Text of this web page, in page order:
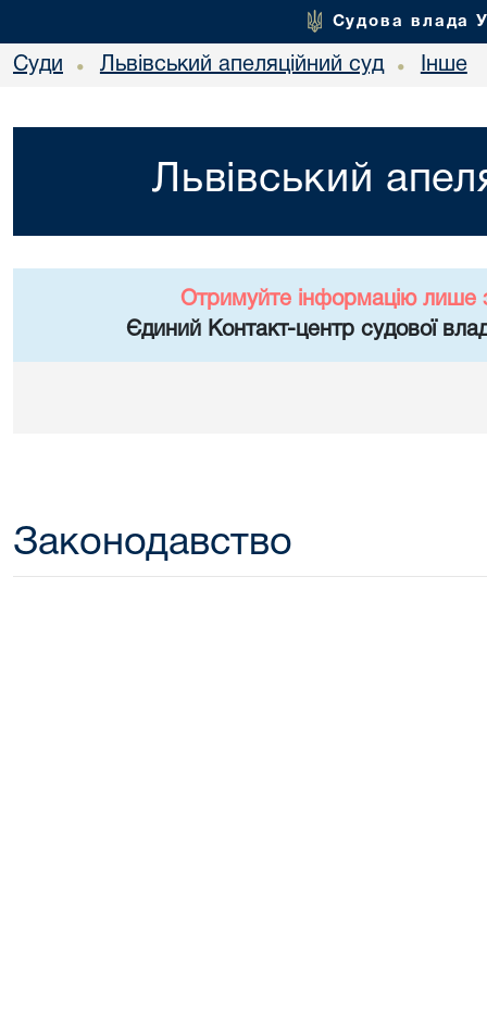
Судова влада
Суди • Львівський апеляційний суд • Інше
Львівський
Отримуйте інформацію лише
Єдиний Контакт-центр судової
Законодавство